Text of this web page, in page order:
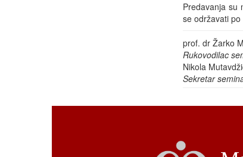
Predavanja su
se održavati
prof. dr Žarko
Rukovodilac
Nikola
Sekretar